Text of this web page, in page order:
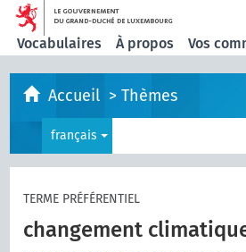
Vocabulaires À propos Vos
Accueil >Thèmes
français
TERME PRÉFÉRENTIEL
changement